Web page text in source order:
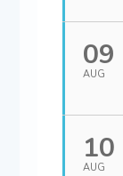
09
AUG
10
AUG